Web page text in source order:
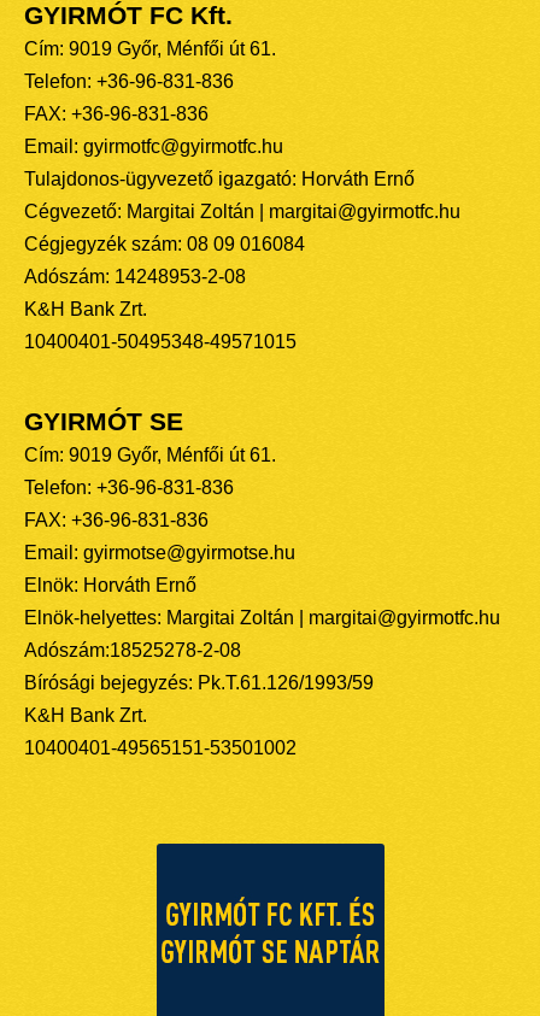
GYIRMÓT FC Kft.
Cím: 9019 Győr, Ménfői út 61.
Telefon: +36-96-831-836
FAX: +36-96-831-836
Email: gyirmotfc@gyirmotfc.hu
Tulajdonos-ügyvezető igazgató: Horváth Ernő
Cégvezető: Margitai Zoltán | margitai@gyirmotfc.hu
Cégjegyzék szám: 08 09 016084
Adószám: 14248953-2-08
K&H Bank Zrt.
10400401-50495348-49571015
GYIRMÓT SE
Cím: 9019 Győr, Ménfői út 61.
Telefon: +36-96-831-836
FAX: +36-96-831-836
Email: gyirmotse@gyirmotse.hu
Elnök: Horváth Ernő
Elnök-helyettes: Margitai Zoltán | margitai@gyirmotfc.hu
Adószám:18525278-2-08
Bírósági bejegyzés: Pk.T.61.126/1993/59
K&H Bank Zrt.
10400401-49565151-53501002